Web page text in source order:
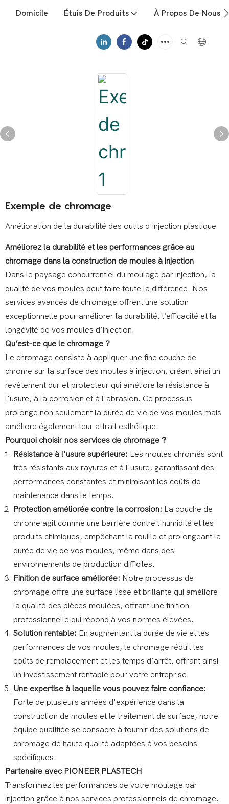
Domicile Étuis De Produits À Propos De Nous
Exemple de chromage
Amélioration de la durabilité des outils d'injection plastique
Améliorez la durabilité et les performances grâce au
chromage dans la construction de moules à injection
Dans le paysage concurrentiel du moulage par injection, la
qualité de vos moules peut faire toute la différence. Nos
services avancés de chromage offrent une solution
exceptionnelle pour améliorer la durabilité, l’efficacité et la
longévité de vos moules d’injection.
Qu’est-ce que le chromage ?
Le chromage consiste à appliquer une fine couche de
chrome sur la surface des moules à injection, créant ainsi un
revêtement dur et protecteur qui améliore la résistance à
l'usure, à la corrosion et à l'abrasion. Ce processus
prolonge non seulement la durée de vie de vos moules mais
améliore également leur attrait esthétique.
Pourquoi choisir nos services de chromage ?
Résistance à l'usure supérieure: Les moules chromés sont
très résistants aux rayures et à l'usure, garantissant des
performances constantes et minimisant les coûts de
maintenance dans le temps.
Protection améliorée contre la corrosion: La couche de
chrome agit comme une barrière contre l'humidité et les
produits chimiques, empêchant la rouille et prolongeant la
durée de vie de vos moules, même dans des
environnements de production difficiles.
Finition de surface améliorée: Notre processus de
chromage offre une surface lisse et brillante qui améliore
la qualité des pièces moulées, offrant une finition
professionnelle qui répond à vos normes élevées.
Solution rentable: En augmentant la durée de vie et les
performances de vos moules, le chromage réduit les
coûts de remplacement et les temps d'arrêt, offrant ainsi
un investissement rentable pour votre entreprise.
Une expertise à laquelle vous pouvez faire confiance:
Forte de plusieurs années d'expérience dans la
construction de moules et le traitement de surface, notre
équipe qualifiée se consacre à fournir des solutions de
chromage de haute qualité adaptées à vos besoins
spécifiques.
Partenaire avec PIONEER PLASTECH
Transformez les performances de votre moulage par
injection grâce à nos services professionnels de chromage.